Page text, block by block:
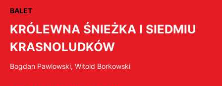
BALET
KRÓLEWNA ŚNIEŻKA I SIEDMIU
KRASNOLUDKÓW
Bogdan Pawlowski, Witold Borkowski